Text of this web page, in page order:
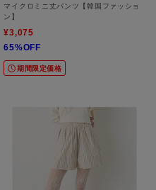
マイクロミニ丈パンツ【韓国ファッショ
ン】
¥3,075
65%OFF
期間限定価格